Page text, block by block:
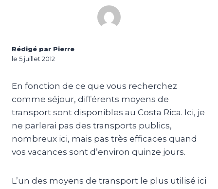
Rédigé par Pierre
le 5 juillet 2012
En fonction de ce que vous recherchez
comme séjour, différents moyens de
transport sont disponibles au Costa Rica. Ici, je
ne parlerai pas des transports publics,
nombreux ici, mais pas très efficaces quand
vos vacances sont d’environ quinze jours.
L’un des moyens de transport le plus utilisé ici